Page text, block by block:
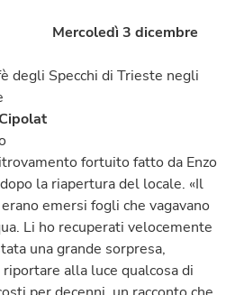
Mercoledì 3 dicembre
degli Specchi di Trieste negli
fortuito fatto da Enzo
la riapertura del locale. «Il
emersi fogli che vagavano
Li ho recuperati velocemente
una grande sorpresa,
alla luce qualcosa di